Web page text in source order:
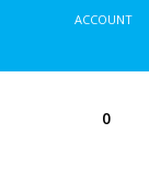
ACCOUNT
0